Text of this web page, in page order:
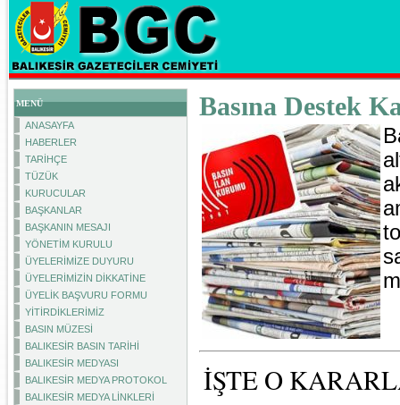
MENÜ
ANASAYFA
HABERLER
TARİHÇE
TÜZÜK
KURUCULAR
BAŞKANLAR
BAŞKANIN MESAJI
YÖNETİM KURULU
ÜYELERİMİZE DUYURU
ÜYELERİMİZİN DİKKATİNE
ÜYELİK BAŞVURU FORMU
YİTİRDİKLERİMİZ
BASIN MÜZESİ
BALIKESİR BASIN TARİHİ
BALIKESİR MEDYASI
BALIKESİR MEDYA PROTOKOL
BALIKESİR MEDYA LİNKLERİ
Basına Destek
İŞTE O